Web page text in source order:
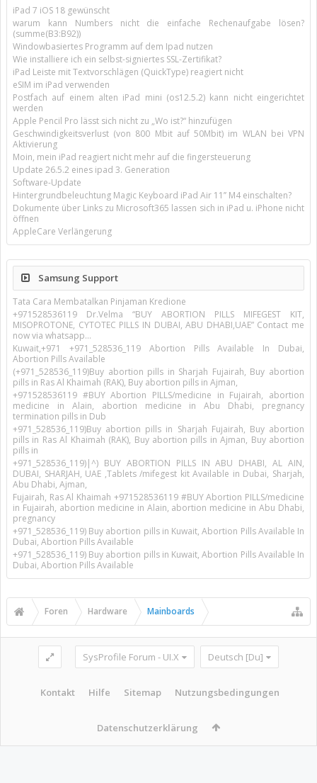
iPad 7 iOS 18 gewünscht
warum kann Numbers nicht die einfache Rechenaufgabe lösen?
(summe(B3:B92))
Windowbasiertes Programm auf dem Ipad nutzen
Wie installiere ich ein selbst-signiertes SSL-Zertifikat?
iPad Leiste mit Textvorschlägen (QuickType) reagiert nicht
eSIM im iPad verwenden
Postfach auf einem alten iPad mini (os12.5.2) kann nicht eingerichtet
werden
Apple Pencil Pro lässt sich nicht zu „Wo ist?“ hinzufügen
Geschwindigkeitsverlust (von 800 Mbit auf 50Mbit) im WLAN bei VPN
Aktivierung
Moin, mein iPad reagiert nicht mehr auf die fingersteuerung
Update 26.5.2 eines ipad 3. Generation
Software-Update
Hintergrundbeleuchtung Magic Keyboard iPad Air 11’’ M4 einschalten?
Dokumente über Links zu Microsoft365 lassen sich in iPad u. iPhone nicht
öffnen
AppleCare Verlängerung
Samsung Support
Tata Cara Membatalkan Pinjaman Kredione
+971528536119 Dr.Velma “BUY ABORTION PILLS MIFEGEST KIT,
MISOPROTONE, CYTOTEC PILLS IN DUBAI, ABU DHABI,UAE” Contact me
now via whatsapp…
Kuwait,+971 +971_528536_119 Abortion Pills Available In Dubai,
Abortion Pills Available
(+971_528536_119)Buy abortion pills in Sharjah Fujairah, Buy abortion
pills in Ras Al Khaimah (RAK), Buy abortion pills in Ajman,
+971528536119 #BUY Abortion PILLS/medicine in Fujairah, abortion
medicine in Alain, abortion medicine in Abu Dhabi, pregnancy
termination pills in Dub
+971_528536_119)Buy abortion pills in Sharjah Fujairah, Buy abortion
pills in Ras Al Khaimah (RAK), Buy abortion pills in Ajman, Buy abortion
pills in
+971_528536_119)|^) BUY ABORTION PILLS IN ABU DHABI, AL AIN,
DUBAI, SHARJAH, UAE ,Tablets /mifegest kit Available in Dubai, Sharjah,
Abu Dhabi, Ajman,
Fujairah, Ras Al Khaimah +971528536119 #BUY Abortion PILLS/medicine
in Fujairah, abortion medicine in Alain, abortion medicine in Abu Dhabi,
pregnancy
+971_528536_119) Buy abortion pills in Kuwait, Abortion Pills Available In
Dubai, Abortion Pills Available
+971_528536_119) Buy abortion pills in Kuwait, Abortion Pills Available In
Dubai, Abortion Pills Available
Foren Hardware Mainboards
SysProfile Forum - UI.X Deutsch [Du]
Kontakt Hilfe Sitemap Nutzungsbedingungen
Datenschutzerklärung